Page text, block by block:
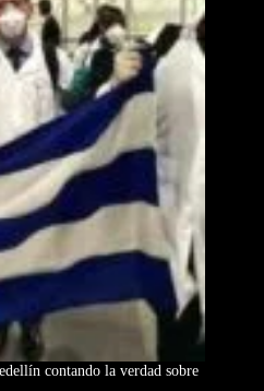
contando la verdad sobre